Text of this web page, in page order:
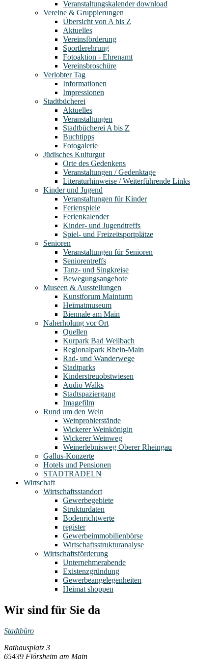
Veranstaltungskalender download
Vereine & Gruppierungen
Übersicht von A bis Z
Aktuelles
Vereinsförderung
Sportlerehrung
Fotoaktion - Ehrenamt
Vereinsbroschüre
Verlobter Tag
Informationen
Impressionen
Stadtbücherei
Aktuelles
Veranstaltungen
Stadtbücherei A bis Z
Buchtipps
Fotogalerie
Jüdisches Kulturgut
Orte des Gedenkens
Veranstaltungen / Gedenktage
Literaturhinweise / Weiterführende Links
Kinder und Jugend
Veranstaltungen für Kinder
Ferienspiele
Ferienkalender
Kinder- und Jugendtreffs
Spiel- und Freizeitsportplätze
Senioren
Veranstaltungen für Senioren
Seniorentreffs
Tanz- und Singkreise
Bewegungsangebote
Museen & Ausstellungen
Kunstforum Mainturm
Heimatmuseum
Biennale am Main
Naherholung vor Ort
Quellen
Kurpark Bad Weilbach
Regionalpark Rhein-Main
Rad- und Wanderwege
Stadtparks
Kinderstreuobstwiesen
Audio Walks
Stadtspaziergang
Imagefilm
Rund um den Wein
Weinprobierstände
Wickerer Weinkönigin
Wickerer Weinweg
Weinerlebnisweg Oberer Rheingau
Gallus-Konzerte
Hotels und Pensionen
STADTRADELN
Wirtschaft
Wirtschaftsstandort
Gewerbegebiete
Strukturdaten
Bodenrichtwerte
register
Gewerbeimmobilienbörse
Wirtschaftsstrukturanalyse
Wirtschaftsförderung
Unternehmerabende
Existenzgründung
Gewerbeangelegenheiten
Heimat shoppen
Wir sind für Sie da
Stadtbüro
Rathausplatz 3
65439 Flörsheim am Main